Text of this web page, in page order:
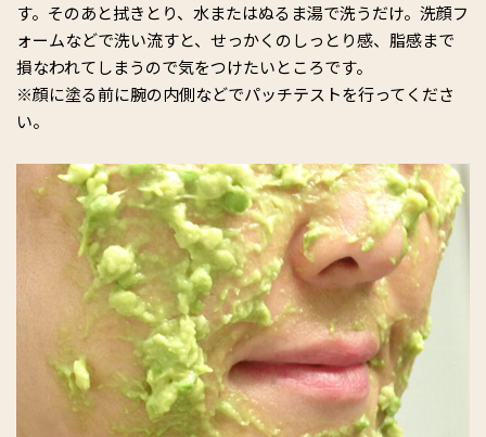
す。そのあと拭きとり、水またはぬるま湯で洗うだけ。洗顔フ
ォームなどで洗い流すと、せっかくのしっとり感、脂感まで
損なわれてしまうので気をつけたいところです。
※顔に塗る前に腕の内側などでパッチテストを行ってくださ
い。